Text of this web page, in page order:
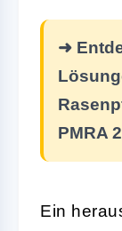
➜
PMRA
Ein